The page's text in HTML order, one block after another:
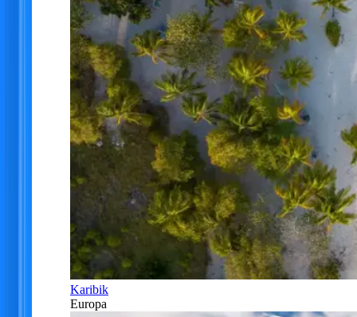
Karibik
Europa